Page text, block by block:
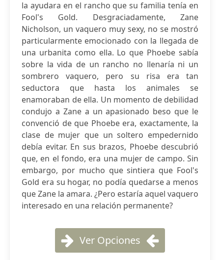
la ayudara en el rancho que su familia tenía en
Fool's Gold. Desgraciadamente, Zane
Nicholson, un vaquero muy sexy, no se mostró
particularmente emocionado con la llegada de
una urbanita como ella. Lo que Phoebe sabía
sobre la vida de un rancho no llenaría ni un
sombrero vaquero, pero su risa era tan
seductora que hasta los animales se
enamoraban de ella. Un momento de debilidad
condujo a Zane a un apasionado beso que le
convenció de que Phoebe era, exactamente, la
clase de mujer que un soltero empedernido
debía evitar. En sus brazos, Phoebe descubrió
que, en el fondo, era una mujer de campo. Sin
embargo, por mucho que sintiera que Fool's
Gold era su hogar, no podía quedarse a menos
que Zane la amara. ¿Pero estaría aquel vaquero
interesado en una relación permanente?
Ver Opciones